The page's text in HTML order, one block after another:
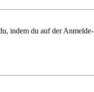
indem du auf der